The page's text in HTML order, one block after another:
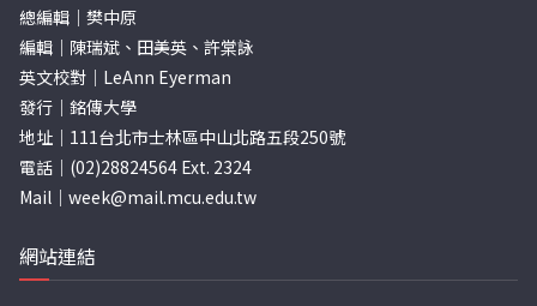
總編輯｜樊中原
編輯｜陳瑞斌、田美英、許棠詠
英文校對｜LeAnn Eyerman
發行｜銘傳大學
地址｜111台北市士林區中山北路五段250號
電話｜(02)28824564 Ext. 2324
Mail｜ week@mail.mcu.edu.tw
網站連結